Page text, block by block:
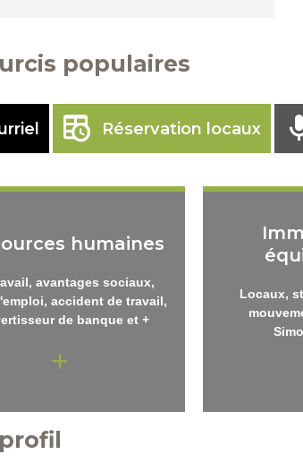
populaires
Réservation locaux
humaines
avantages sociaux,
accident de travail,
de banque et +
Locaux,